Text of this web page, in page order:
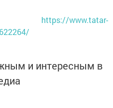
https://www.tatar-
и интересным в